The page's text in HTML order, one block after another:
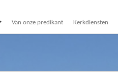
Van onze predikant Kerkdiensten